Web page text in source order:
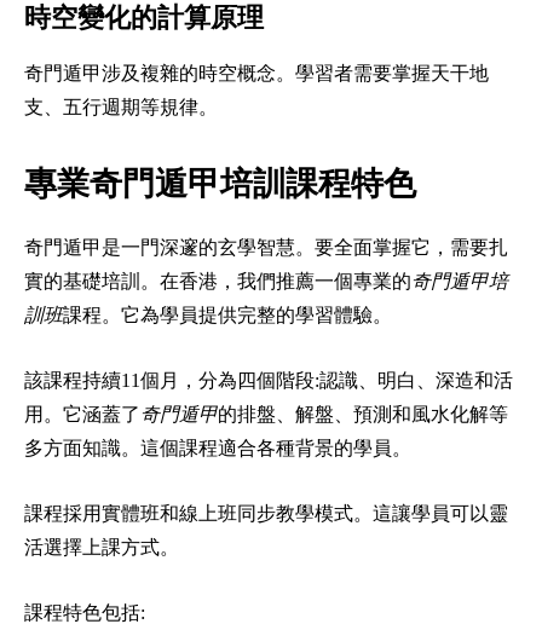
時空變化的計算原理
奇門遁甲涉及複雜的時空概念。學習者需要掌握天干地
支、五行週期等規律。
專業奇門遁甲培訓課程特色
奇門遁甲是一門深邃的玄學智慧。要全面掌握它，需要扎
實的基礎培訓。在香港，我們推薦一個專業的奇門遁甲培
訓班課程。它為學員提供完整的學習體驗。
該課程持續11個月，分為四個階段:認識、明白、深造和活
用。它涵蓋了奇門遁甲的排盤、解盤、預測和風水化解等
多方面知識。這個課程適合各種背景的學員。
課程採用實體班和線上班同步教學模式。這讓學員可以靈
活選擇上課方式。
課程特色包括: